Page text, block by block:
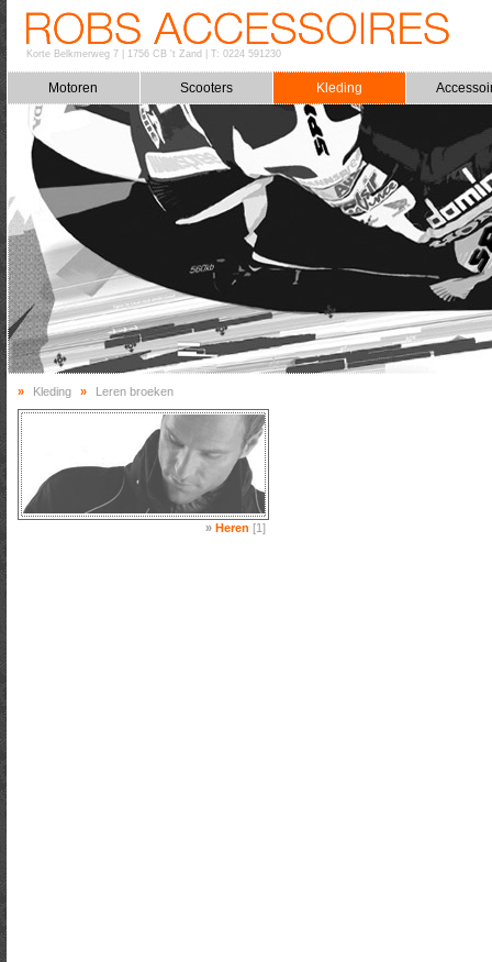
Korte Belkmerweg 7| 1756 CB 't Zand T: 0224 591230
Motoren Scooters Kleding
» Kleding » Leren broeken
»Heren [1]